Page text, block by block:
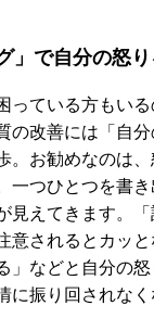
」で自分の怒
っている方もい
の改善には「自
。お勧めなのは
一つひとつを書
見えてきます。「
意されるとカッ
」などと自分の
に振り回されなく